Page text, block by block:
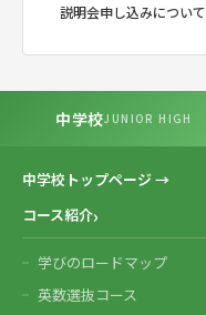
説明会申し込みについて
中学校JUNIOR HIGH
中学校トップページ →
コース紹介
学びのロードマップ
英数選抜コース